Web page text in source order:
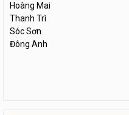
Hoàng Mai
Thanh Trì
Sóc Sơn
Đông Anh